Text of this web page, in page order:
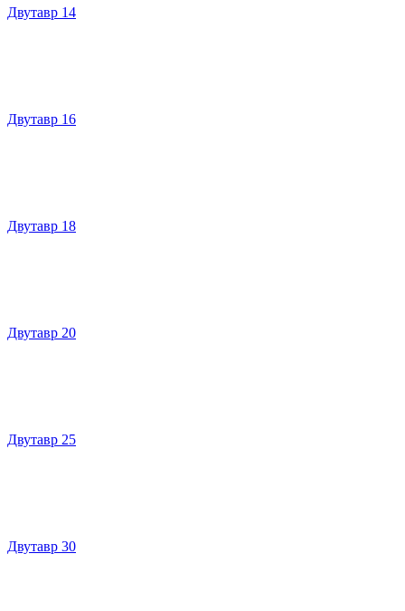
Двутавр 14
Двутавр 16
Двутавр 18
Двутавр 20
Двутавр 25
Двутавр 30